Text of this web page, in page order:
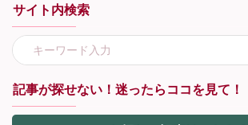
サイト内検索
記事が探せない！迷ったらココを見て！